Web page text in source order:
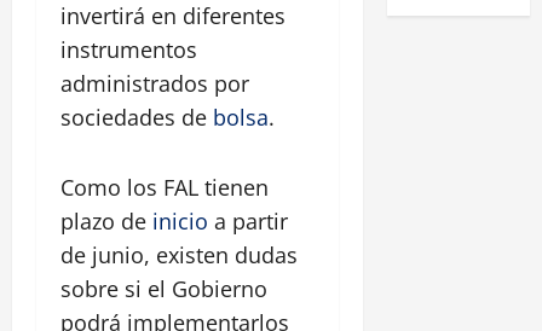
invertirá en diferentes
instrumentos
administrados por
sociedades de bolsa.
Como los FAL tienen
plazo de inicio a partir
de junio, existen dudas
sobre si el Gobierno
podrá implementarlos